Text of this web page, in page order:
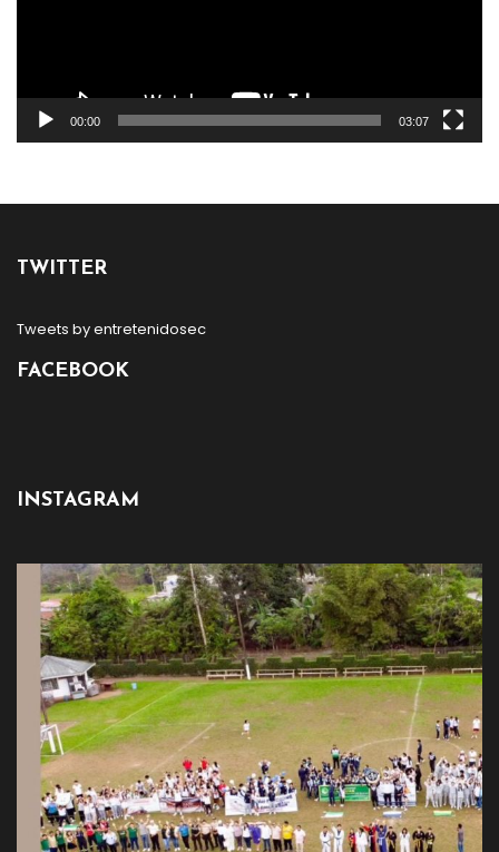
00:00 03:07
TWITTER
Tweets by entretenidosec
FACEBOOK
INSTAGRAM